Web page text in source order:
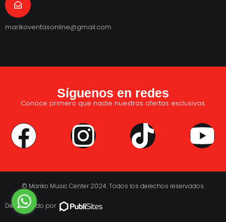
marikoventasonline@gmail.com
Síguenos en redes
Conoce primero que nadie nuestras ofertas exclusivas.
© Mariko Music Center 2024. Todos los derechos reservados.
Desarrollado por